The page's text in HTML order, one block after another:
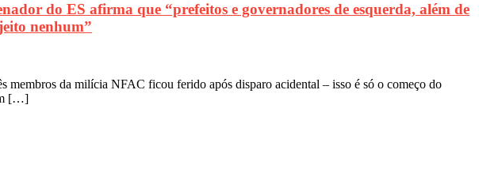
do ES afirma que “prefeitos e governadores de esquerda, além de
nenhum”
da milícia NFAC ficou ferido após disparo acidental – isso é só o começo do
[…]